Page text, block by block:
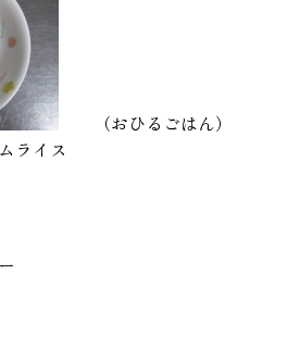
（おひるごはん）
ライス